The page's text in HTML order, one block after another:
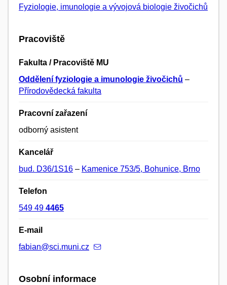
Fyziologie, imunologie a vývojová biologie živočichů
Pracoviště
Fakulta / Pracoviště MU
Oddělení fyziologie a imunologie živočichů –
Přírodovědecká fakulta
Pracovní zařazení
odborný asistent
Kancelář
bud. D36/1S16 – Kamenice 753/5, Bohunice, Brno
Telefon
549 49 4465
E-mail
fabian@sci.muni.cz
Osobní informace